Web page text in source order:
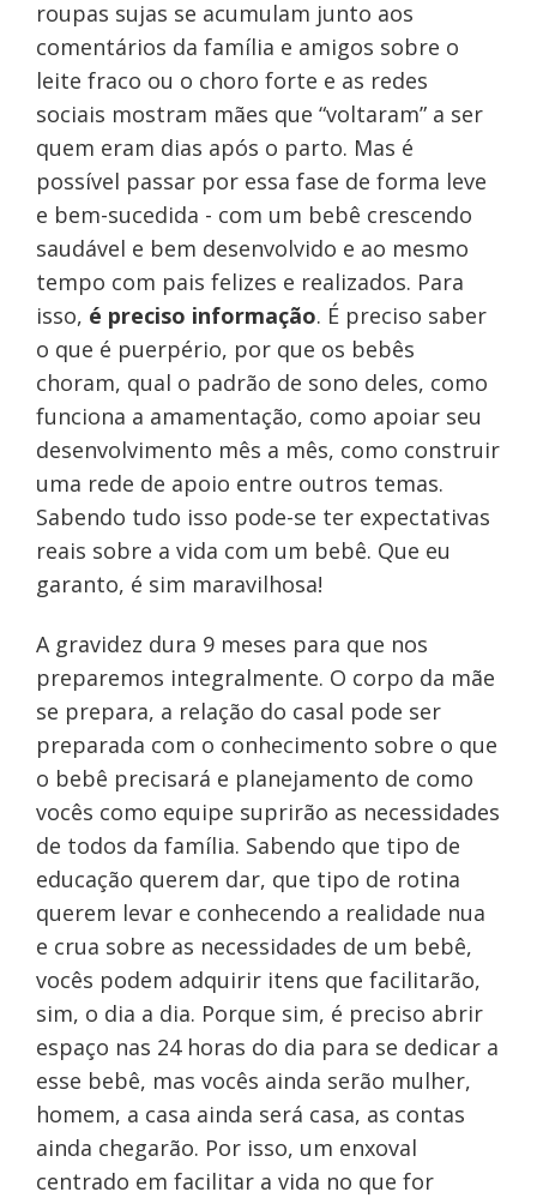
roupas sujas se acumulam junto aos
comentários da família e amigos sobre o
leite fraco ou o choro forte e as redes
sociais mostram mães que “voltaram” a ser
quem eram dias após o parto. Mas é
possível passar por essa fase de forma leve
e bem-sucedida - com um bebê crescendo
saudável e bem desenvolvido e ao mesmo
tempo com pais felizes e realizados. Para
isso, é preciso informação. É preciso saber
o que é puerpério, por que os bebês
choram, qual o padrão de sono deles, como
funciona a amamentação, como apoiar seu
desenvolvimento mês a mês, como construir
uma rede de apoio entre outros temas.
Sabendo tudo isso pode-se ter expectativas
reais sobre a vida com um bebê. Que eu
garanto, é sim maravilhosa!
A gravidez dura 9 meses para que nos
preparemos integralmente. O corpo da mãe
se prepara, a relação do casal pode ser
preparada com o conhecimento sobre o que
o bebê precisará e planejamento de como
vocês como equipe suprirão as necessidades
de todos da família. Sabendo que tipo de
educação querem dar, que tipo de rotina
querem levar e conhecendo a realidade nua
e crua sobre as necessidades de um bebê,
vocês podem adquirir itens que facilitarão,
sim, o dia a dia. Porque sim, é preciso abrir
espaço nas 24 horas do dia para se dedicar a
esse bebê, mas vocês ainda serão mulher,
homem, a casa ainda será casa, as contas
ainda chegarão. Por isso, um enxoval
centrado em facilitar a vida no que for